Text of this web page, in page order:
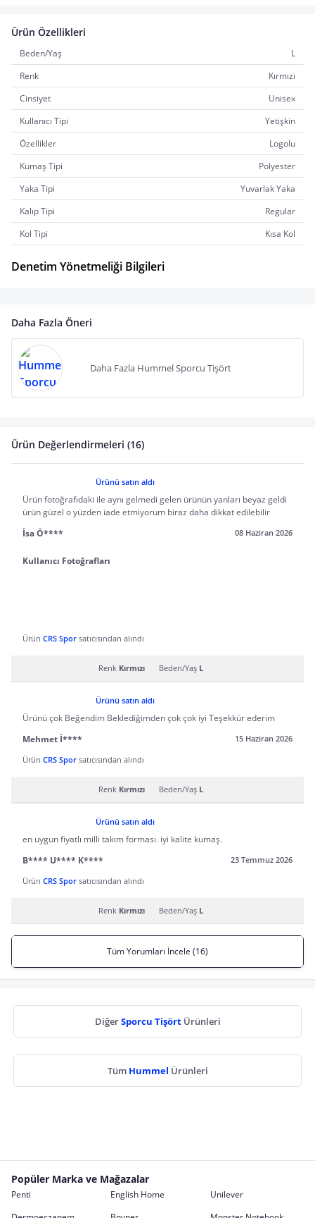
Ürün Özellikleri
Beden/Yaş
L
Renk
Kırmızı
Cinsiyet
Unisex
Kullanıcı Tipi
Yetişkin
Özellikler
Logolu
Kumaş Tipi
Polyester
Yaka Tipi
Yuvarlak Yaka
Kalıp Tipi
Regular
Kol Tipi
Kısa Kol
Denetim Yönetmeliği Bilgileri
Daha Fazla Öneri
Daha Fazla Hummel Sporcu Tişört
Ürün Değerlendirmeleri (16)
Ürünü satın aldı
Ürün fotoğrafıdaki ile aynı gelmedi gelen ürünün yanları beyaz geldi
ürün güzel o yüzden iade etmiyorum biraz daha dikkat edilebilir
İsa Ö****
08 Haziran 2026
Kullanıcı Fotoğrafları
Ürün CRS Spor satıcısından alındı
Renk Kırmızı Beden/Yaş L
Ürünü satın aldı
Ürünü çok Beğendim Beklediğimden çok çok iyi Teşekkür ederim
Mehmet İ****
15 Haziran 2026
Ürün CRS Spor satıcısından alındı
Renk Kırmızı Beden/Yaş L
Ürünü satın aldı
en uygun fiyatlı milli takım forması. iyi kalite kumaş.
B**** U**** K****
23 Temmuz 2026
Ürün CRS Spor satıcısından alındı
Renk Kırmızı Beden/Yaş L
Tüm Yorumları İncele (16)
DiğerSporcu Tişört Ürünleri
Tüm Hummel Ürünleri
Popüler Marka ve Mağazalar
Penti English Home
Unilever